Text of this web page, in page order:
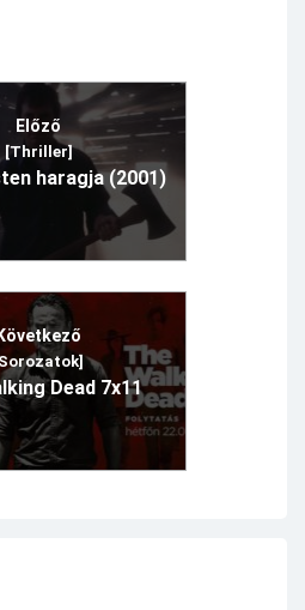
Előző
[Thriller]
haragja (2001)
Következő
Dead 7x11